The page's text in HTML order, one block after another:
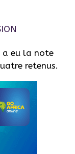
a eu la note
retenus.